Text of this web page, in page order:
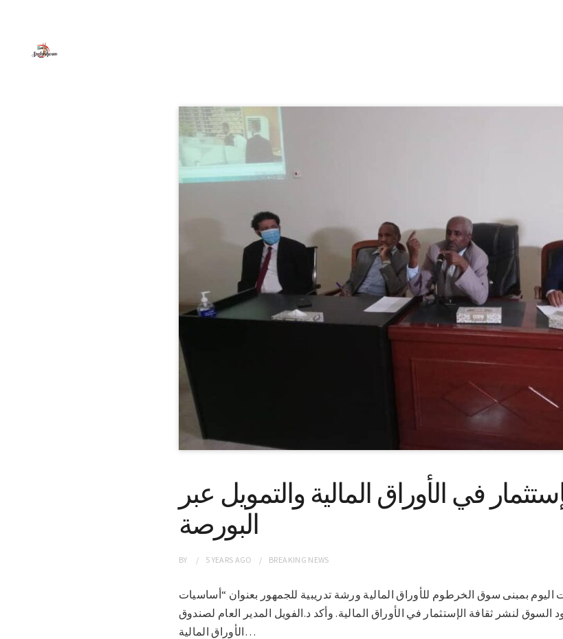
في الأوراق المالية والتمويل عبر
البورصة
BY 5 YEARS AGO BREAKING NEWS
(سونا) – إنعقدت اليوم بمبنى سوق الخرطوم للأوراق المالية ورشة تدريبية للجمهور بعنوان “أساسيات
السوق لنشر ثقافة الإستثمار في الأوراق المالية. وأكد د.الفويل المدير العام لصندوق
الأوراق المالية…